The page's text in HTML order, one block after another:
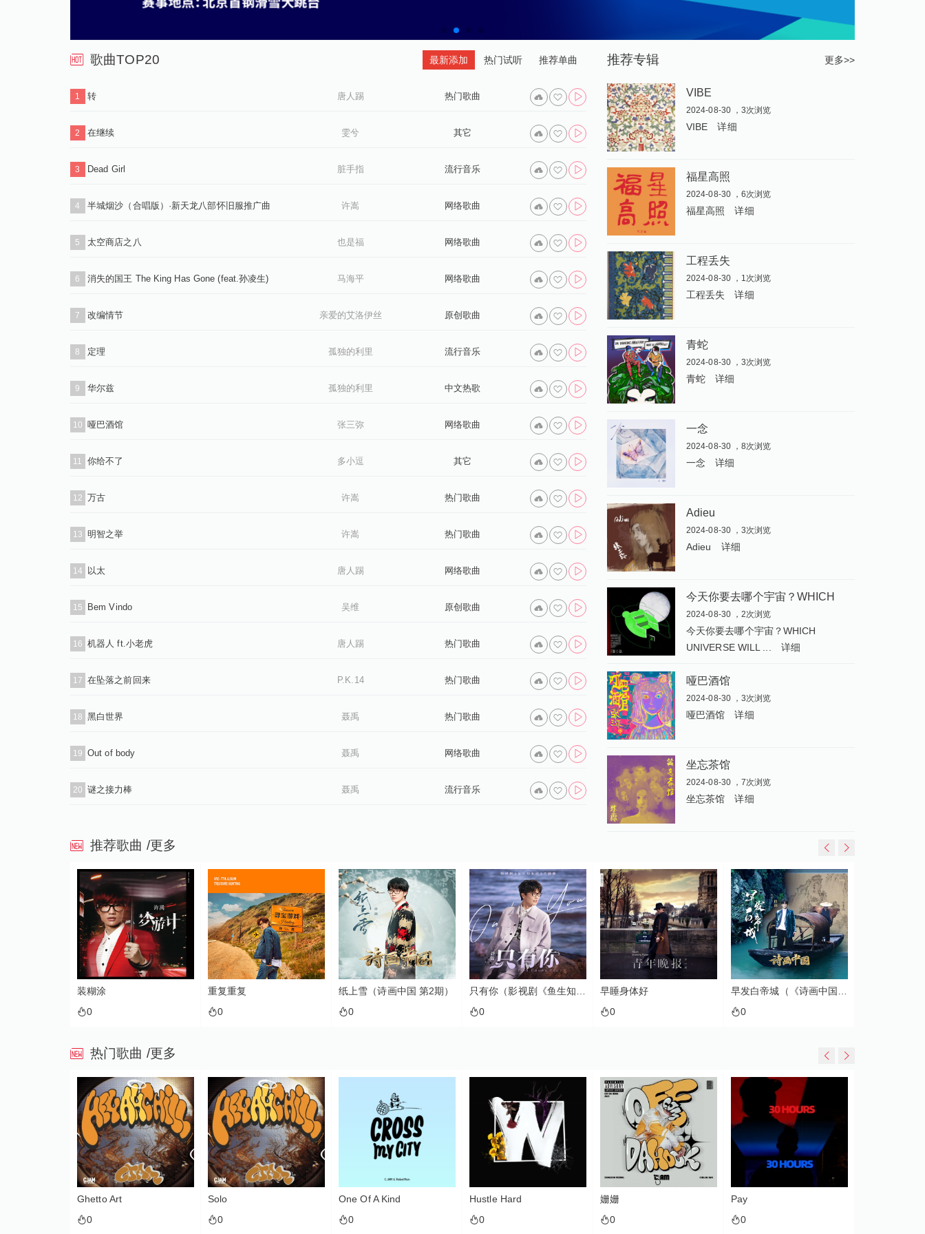
歌曲TOP20 最新添加 热门试听 推荐单曲
1 转 唐人踢 热门歌曲
2 在继续 雯兮 其它
3 Dead Girl 脏手指 流行音乐
4 半城烟沙（合唱版）·新天龙八部怀旧服推广曲 许嵩 网络歌曲
5 太空商店之八 也是福 网络歌曲
6 消失的国王 The King Has Gone (feat.孙凌生) 马海平 网络歌曲
7 改编情节 亲爱的艾洛伊丝 原创歌曲
8 定理 孤独的利里 流行音乐
9 华尔兹 孤独的利里 中文热歌
10 哑巴酒馆 张三弥 网络歌曲
11 你给不了 多小逗 其它
12 万古 许嵩 热门歌曲
13 明智之举 许嵩 热门歌曲
14 以太 唐人踢 网络歌曲
15 Bem Vindo 吴维 原创歌曲
16 机器人 ft.小老虎 唐人踢 热门歌曲
17 在坠落之前回来 P.K.14 热门歌曲
18 黑白世界 聂禹 热门歌曲
19 Out of body 聂禹 网络歌曲
20 谜之接力棒 聂禹 流行音乐
推荐专辑 更多>>
VIBE
2024-08-30 ，3次浏览
VIBE 详细
福星高照
2024-08-30 ，6次浏览
福星高照 详细
工程丢失
2024-08-30 ，1次浏览
工程丢失 详细
青蛇
2024-08-30 ，3次浏览
青蛇 详细
一念
2024-08-30 ，8次浏览
一念 详细
Adieu
2024-08-30 ，3次浏览
Adieu 详细
2024-08-30 ，2次浏览
今天你要去哪个宇宙？WHICH
UNIVERSE WILL ...
详细
哑巴酒馆
2024-08-30 ，3次浏览
哑巴酒馆 详细
坐忘茶馆
2024-08-30 ，7次浏览
坐忘茶馆 详细
推荐歌曲 /更多
装糊涂
0
重复重复
0
纸上雪（诗画中国 第2期）
0
0
早睡身体好
0
0
热门歌曲 /更多
Ghetto Art
0
Solo
0
One Of A Kind
0
Hustle Hard
0
姗姗
0
Pay
0